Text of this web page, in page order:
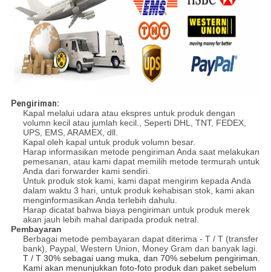
Pengiriman:
Kapal melalui udara atau ekspres untuk produk dengan
volumn kecil atau jumlah kecil., Seperti DHL, TNT, FEDEX,
UPS, EMS, ARAMEX, dll.
Kapal oleh kapal untuk produk volumn besar.
Harap informasikan metode pengiriman Anda saat melakukan
pemesanan, atau kami dapat memilih metode termurah untuk
Anda dari forwarder kami sendiri.
Untuk produk stok kami, kami dapat mengirim kepada Anda
dalam waktu 3 hari, untuk produk kehabisan stok, kami akan
menginformasikan Anda terlebih dahulu.
Harap dicatat bahwa biaya pengiriman untuk produk merek
akan jauh lebih mahal daripada produk netral.
Pembayaran
Berbagai metode pembayaran dapat diterima - T / T (transfer
bank), Paypal, Western Union, Money Gram dan banyak lagi.
T / T 30% sebagai uang muka, dan 70% sebelum pengiriman.
Kami akan menunjukkan foto-foto produk dan paket sebelum